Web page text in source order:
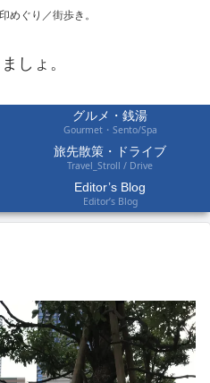
めぐり／街歩き。
しょ。
グルメ・銭湯
Gourmet・Sento/Spa
旅先散策・ドライブ
Travel_Stroll / Drive
Editor’s Blog
Editor’s Blog